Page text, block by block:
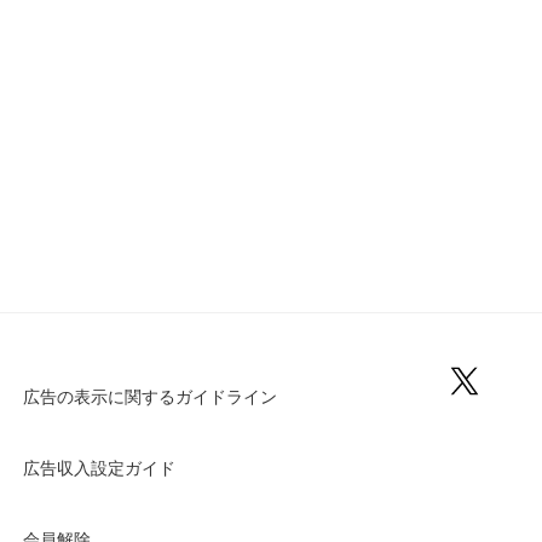
広告の表示に関するガイドライン
広告収入設定ガイド